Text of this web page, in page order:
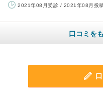
2021年08月受診 / 2021年08月投
口コミを